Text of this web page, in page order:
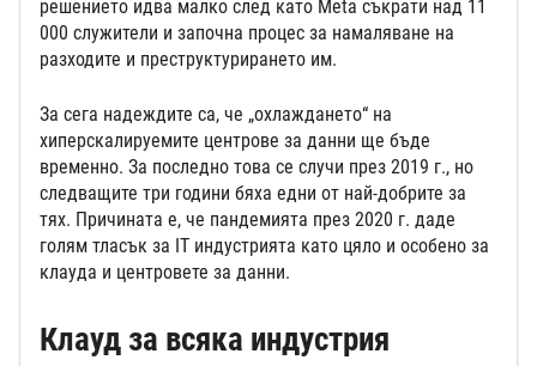
решението идва малко след като Meta съкрати над 11
000 служители и започна процес за намаляване на
разходите и преструктурирането им.
За сега надеждите са, че „охлаждането“ на
хиперскалируемите центрове за данни ще бъде
временно. За последно това се случи през 2019 г., но
следващите три години бяха едни от най-добрите за
тях. Причината е, че пандемията през 2020 г. даде
голям тласък за IT индустрията като цяло и особено за
клауда и центровете за данни.
Клауд за всяка индустрия